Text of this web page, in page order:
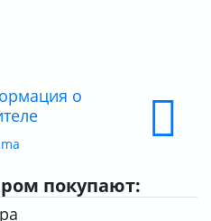
о
покупают: